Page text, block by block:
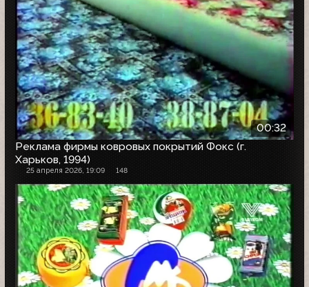
00:32
Реклама фирмы ковровых покрытий Фокс (г.
Харьков, 1994)
25 апреля 2026, 19:09 148